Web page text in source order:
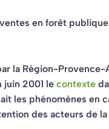
en forêt
la Région-
juin 2001 le contexte
les phénomènes en
des acteurs de